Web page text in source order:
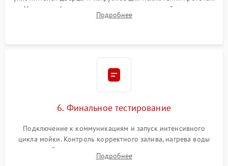
Надежная фиксация хомутов гидравлической системы,
сборка корпуса и установка датчика поплавка.
Подробнее
6. Финальное тестирование
Подключение к коммуникациям и запуск интенсивного
цикла мойки. Контроль корректного залива, нагрева воды
до нужной температуры, отсутствия посторонних шумов,
штатного слива и абсолютной сухости в поддоне.
Подробнее